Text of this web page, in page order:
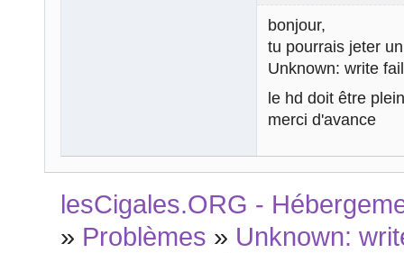
bonjour,
tu pourrais jeter
Unknown: write
le hd doit être
merci d'avance
lesCigales.ORG -
» Problèmes » Unknown: